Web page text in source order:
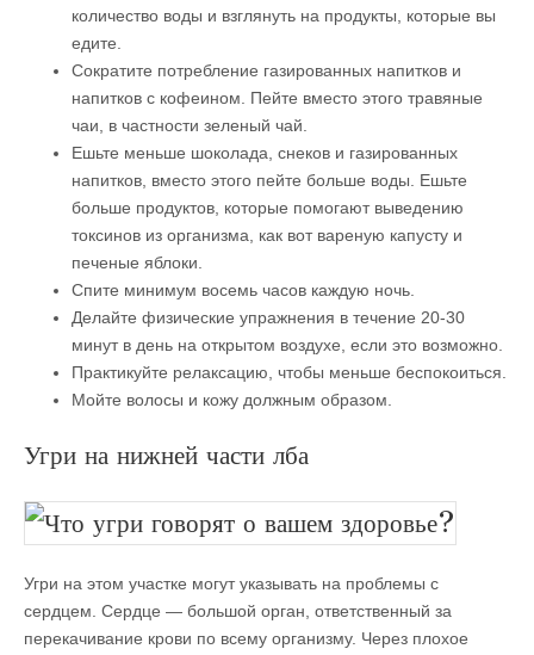
количество воды и взглянуть на продукты, которые вы
едите.
Сократите потребление газированных напитков и
напитков с кофеином. Пейте вместо этого травяные
чаи, в частности зеленый чай.
Ешьте меньше шоколада, снеков и газированных
напитков, вместо этого пейте больше воды. Ешьте
больше продуктов, которые помогают выведению
токсинов из организма, как вот вареную капусту и
печеные яблоки.
Спите минимум восемь часов каждую ночь.
Делайте физические упражнения в течение 20-30
минут в день на открытом воздухе, если это возможно.
Практикуйте релаксацию, чтобы меньше беспокоиться.
Мойте волосы и кожу должным образом.
Угри на нижней части лба
Угри на этом участке могут указывать на проблемы с
сердцем. Сердце — большой орган, ответственный за
перекачивание крови по всему организму. Через плохое